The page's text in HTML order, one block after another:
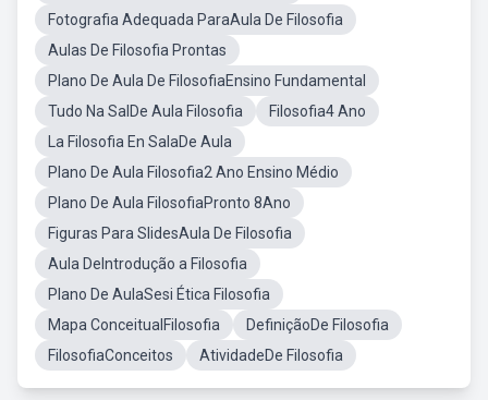
Fotografia Adequada ParaAula De Filosofia
Aulas De Filosofia Prontas
Plano De Aula De FilosofiaEnsino Fundamental
Tudo Na SalDe Aula Filosofia
Filosofia4 Ano
La Filosofia En SalaDe Aula
Plano De Aula Filosofia2 Ano Ensino Médio
Plano De Aula FilosofiaPronto 8Ano
Figuras Para SlidesAula De Filosofia
Aula DeIntrodução a Filosofia
Plano De AulaSesi Ética Filosofia
Mapa ConceitualFilosofia
DefiniçãoDe Filosofia
FilosofiaConceitos
AtividadeDe Filosofia